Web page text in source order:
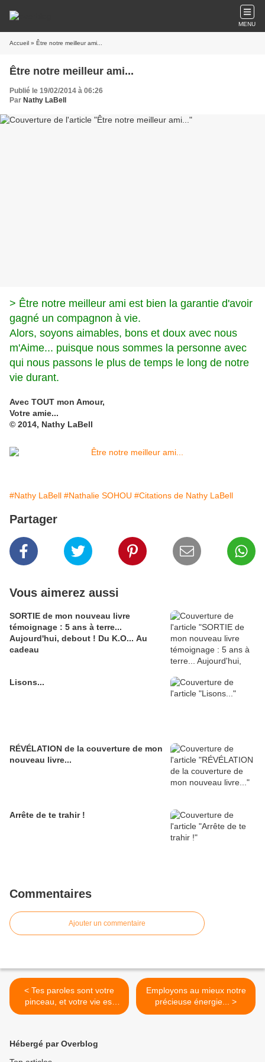
MENU
Accueil » Être notre meilleur ami...
Être notre meilleur ami...
Publié le 19/02/2014 à 06:26
Par Nathy LaBell
> Être notre meilleur ami est bien la garantie d'avoir
gagné un compagnon à vie.
Alors, soyons aimables, bons et doux avec nous
m'Aime... puisque nous sommes la personne avec
qui nous passons le plus de temps le long de notre
vie durant.
Avec TOUT mon Amour,
Votre amie...
© 2014, Nathy LaBell
#Nathy LaBell #Nathalie SOHOU #Citations de Nathy LaBell
Partager
Vous aimerez aussi
SORTIE de mon nouveau livre
témoignage : 5 ans à terre...
Aujourd'hui, debout ! Du K.O... Au
cadeau
Lisons...
RÉVÉLATION de la couverture de mon
nouveau livre...
Arrête de te trahir !
Commentaires
Ajouter un commentaire
< Tes paroles sont votre
pinceau, et votre vie est
votre toile...
Employons au mieux notre
précieuse énergie... >
Hébergé par Overblog